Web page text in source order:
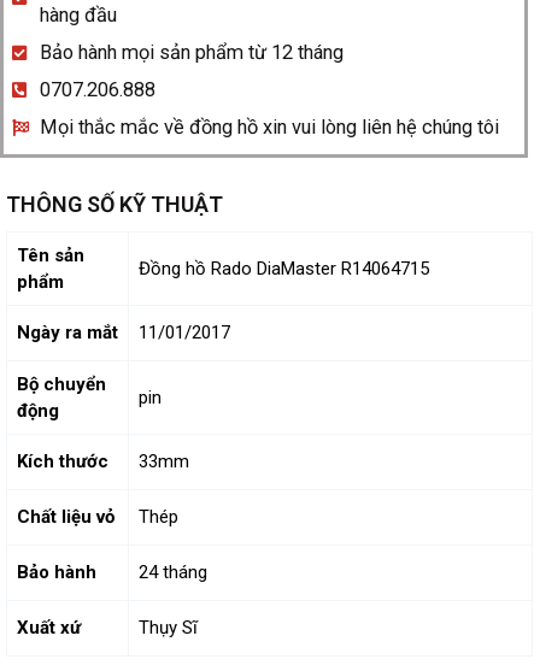
hàng đầu
Bảo hành mọi sản phẩm từ 12 tháng
0707.206.888
Mọi thắc mắc về đồng hồ xin vui lòng liên hệ chúng tôi
THÔNG SỐ KỸ THUẬT
Tên sản
phẩm
Đồng hồ Rado DiaMaster R14064715
Ngày ra mắt 11/01/2017
Bộ chuyển
động
pin
Kích thước 33mm
Chất liệu vỏ Thép
Bảo hành 24 tháng
Xuất xứ Thụy Sĩ